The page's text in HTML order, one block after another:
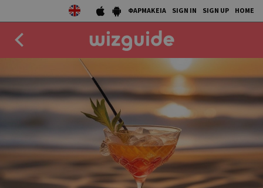
ΦΑΡΜΑΚΕΙΑ SIGN IN SIGN UP HOME
DRINK
50 BEST
COLLECTIONS